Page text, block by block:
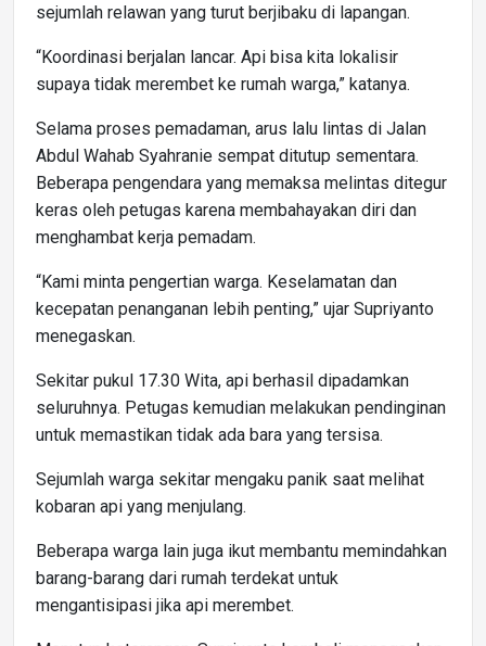
sejumlah relawan yang turut berjibaku di lapangan.
“Koordinasi berjalan lancar. Api bisa kita lokalisir
supaya tidak merembet ke rumah warga,” katanya.
Selama proses pemadaman, arus lalu lintas di Jalan
Abdul Wahab Syahranie sempat ditutup sementara.
Beberapa pengendara yang memaksa melintas ditegur
keras oleh petugas karena membahayakan diri dan
menghambat kerja pemadam.
“Kami minta pengertian warga. Keselamatan dan
kecepatan penanganan lebih penting,” ujar Supriyanto
menegaskan.
Sekitar pukul 17.30 Wita, api berhasil dipadamkan
seluruhnya. Petugas kemudian melakukan pendinginan
untuk memastikan tidak ada bara yang tersisa.
Sejumlah warga sekitar mengaku panik saat melihat
kobaran api yang menjulang.
Beberapa warga lain juga ikut membantu memindahkan
barang-barang dari rumah terdekat untuk
mengantisipasi jika api merembet.